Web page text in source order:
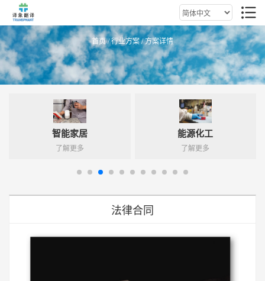
首页/行业方案/ 方案详情
智能家居
了解更多
能源化工
了解更多
法律合同